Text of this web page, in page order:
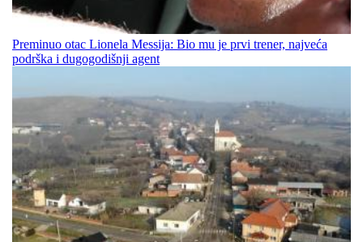
Preminuo otac Lionela Messija: Bio mu je prvi trener, najveća
podrška i dugogodišnji agent